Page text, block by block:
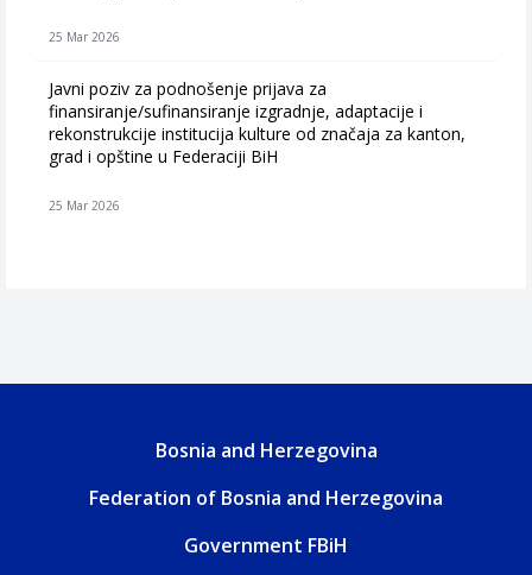
25 Mar 2026
Javni poziv za podnošenje prijava za
finansiranje/sufinansiranje izgradnje, adaptacije i
rekonstrukcije institucija kulture od značaja za kanton,
grad i opštine u Federaciji BiH
25 Mar 2026
Bosnia and Herzegovina
Federation of Bosnia and Herzegovina
Government FBiH